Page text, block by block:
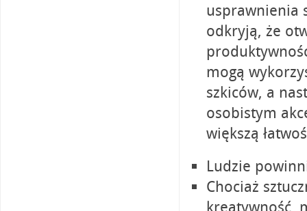
usprawnienia
odkryją, że
mogą
szkiców, a
osobistym
większą
Ludzie
Chociaż
kreatywność,